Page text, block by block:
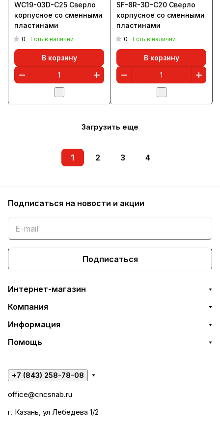
WC19-03D-C25 Сверло
корпусное со сменными
пластинами
0 Есть в наличии
В корзину
SF-8R-3D-C20 Сверло
корпусное со сменными
пластинами
0 Есть в наличии
В корзину
Загрузить еще
1 2 3 4
Подписаться на новости и акции
Подписаться
Интернет-магазин
Компания
Информация
Помощь
+7 (843) 258-78-08
office@cncsnab.ru
г. Казань, ул Лебедева 1/2